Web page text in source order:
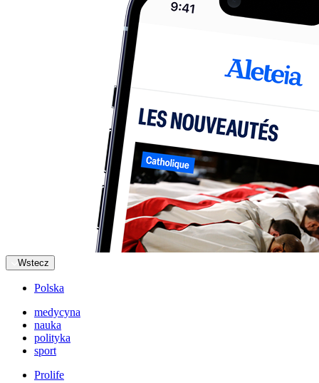
Wstecz
Polska
medycyna
nauka
polityka
sport
Prolife